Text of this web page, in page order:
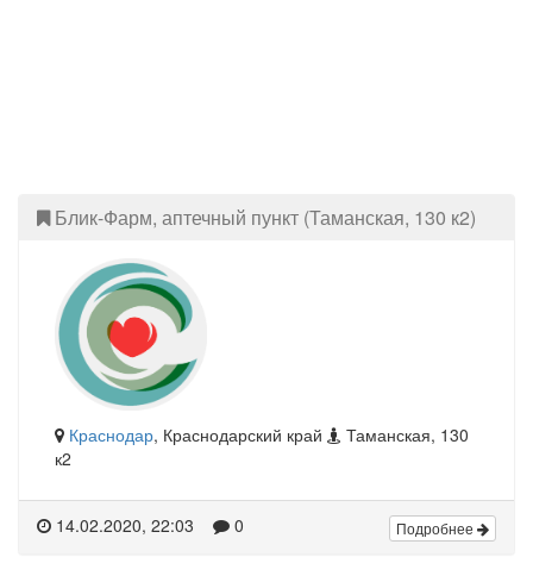
Блик-Фарм, аптечный пункт (Таманская, 130 к2)
Краснодар, Краснодарский край
Таманская, 130
к2
14.02.2020, 22:03 0 Подробнее